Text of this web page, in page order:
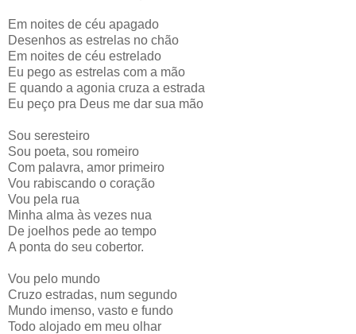
Em noites de céu apagado
Desenhos as estrelas no chão
Em noites de céu estrelado
Eu pego as estrelas com a mão
E quando a agonia cruza a estrada
Eu peço pra Deus me dar sua mão
Sou seresteiro
Sou poeta, sou romeiro
Com palavra, amor primeiro
Vou rabiscando o coração
Vou pela rua
Minha alma às vezes nua
De joelhos pede ao tempo
A ponta do seu cobertor.
Vou pelo mundo
Cruzo estradas, num segundo
Mundo imenso, vasto e fundo
Todo alojado em meu olhar